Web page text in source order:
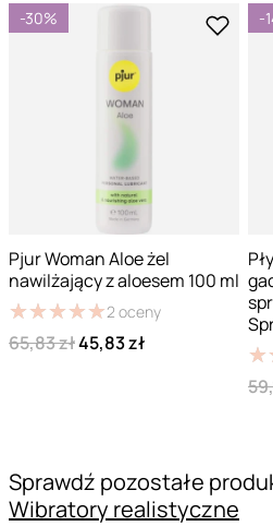
-30%
Pjur Woman Aloe żel
nawilżający z aloesem 100 ml
★★★★★
★★★★★2 oceny
65,83 zł45,83 zł
-
★
★
Sprawdź pozostałe
Wibratory realistyczne